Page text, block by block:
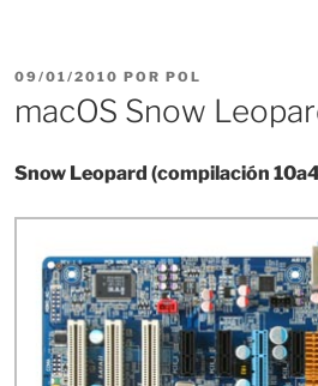
PUBLICADO
09/01/2010 POR POL
macOS Snow
Snow Leopard (compilación